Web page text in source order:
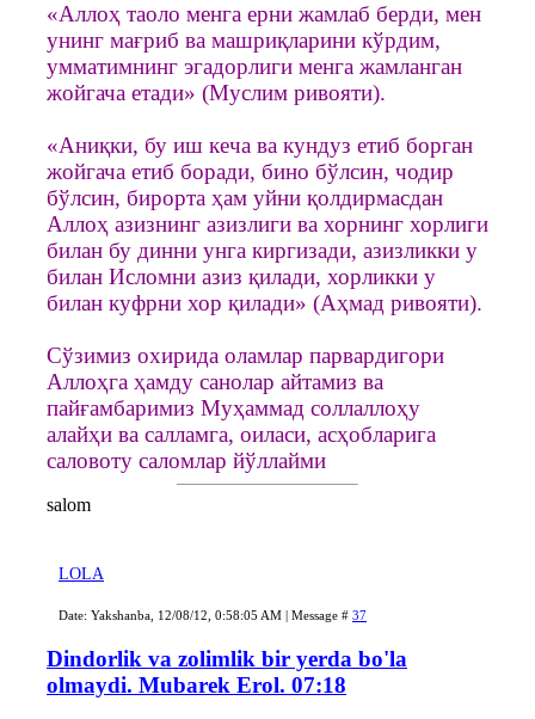
«Аллоҳ таоло менга ерни жамлаб берди, мен
унинг мағриб ва машриқларини кўрдим,
умматимнинг эгадорлиги менга жамланган
жойгача етади» (Муслим ривояти).
«Аниқки, бу иш кеча ва кундуз етиб борган
жойгача етиб боради, бино бўлсин, чодир
бўлсин, бирорта ҳам уйни қолдирмасдан
Аллоҳ азизнинг азизлиги ва хорнинг хорлиги
билан бу динни унга киргизади, азизликки у
билан Исломни азиз қилади, хорликки у
билан куфрни хор қилади» (Аҳмад ривояти).
Сўзимиз охирида оламлар парвардигори
Аллоҳга ҳамду санолар айтамиз ва
пайғамбаримиз Муҳаммад соллаллоҳу
алайҳи ва салламга, оиласи, асҳобларига
саловоту саломлар йўллайми
salom
LOLA
Date: Yakshanba, 12/08/12, 0:58:05 AM | Message # 37
Dindorlik va zolimlik bir yerda bo'la
olmaydi. Mubarek Erol. 07:18